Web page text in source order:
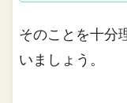
そのことを十分
いましょう。